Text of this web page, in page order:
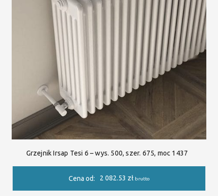
Grzejnik Irsap Tesi 6 – wys. 500, szer. 675, moc 1437
Cena od: 2 082.53 zł brutto